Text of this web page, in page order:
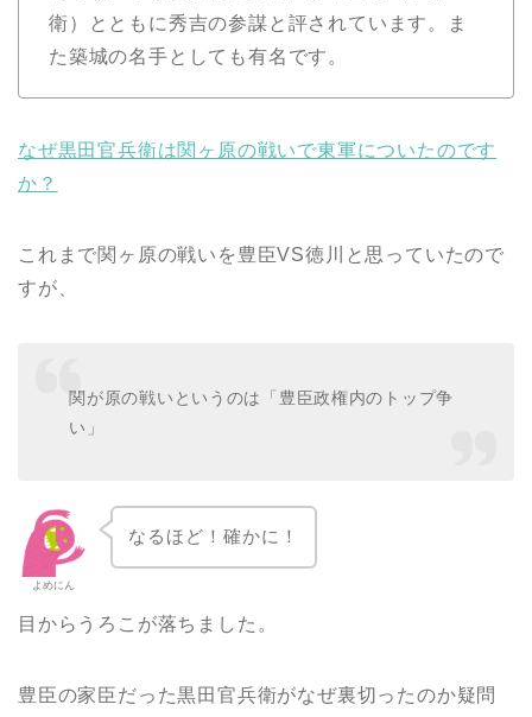
衛）とともに秀吉の参謀と評されています。ま
た築城の名手としても有名です。
なぜ黒田官兵衛は関ヶ原の戦いで東軍についたのです
か？
これまで関ヶ原の戦いを豊臣VS徳川と思っていたので
すが、
関が原の戦いというのは「 豊臣政権内のトップ争
い」
よめにん
なるほど！確かに！
目からうろこが落ちました。
豊臣の家臣だった黒田官兵衛がなぜ裏切ったのか疑問